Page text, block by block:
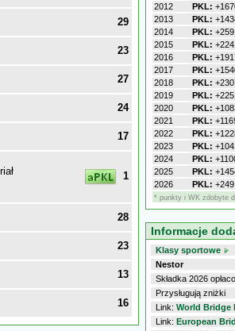
29
23
27
24
17
1
28
23
13
16
2012
PKL:
2013
PKL:
2014
PKL:
2015
PKL:
2016
PKL:
2017
PKL:
2018
PKL:
2019
PKL:
2020
PKL:
2021
PKL:
2022
PKL:
2023
PKL:
2024
PKL:
2025
PKL:
2026
PKL: +249
* punkty i WK zdobyte
Informacje
Klasy sportowe
Nestor
Składka 2026
Przysługują zniżki
Link: World Bridge
Link: European